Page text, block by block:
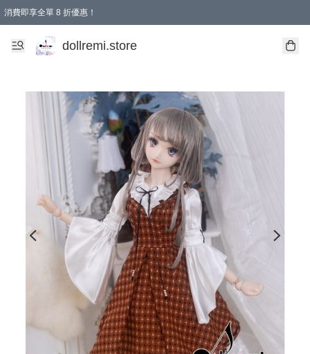
消費即享全單 8 折優惠！
購物滿 HKD 1500.00即享免運費優惠！（適用於 本地送貨、本地取貨、國際送貨 )
dollremi.store